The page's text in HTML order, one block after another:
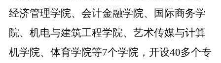
经济管理学院、会计金融学院、国际商务学
院、机电与建筑工程学院、艺术传媒与计算
机学院、体育学院等7个学院，开设40多个专